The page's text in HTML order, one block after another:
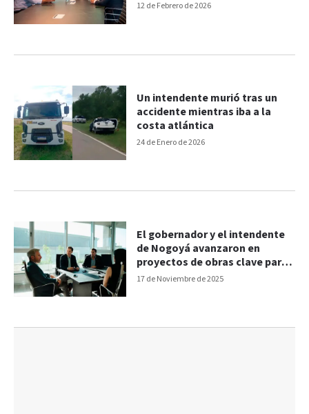
12 de Febrero de 2026
24 de Enero de 2026
Un intendente murió tras un
accidente mientras iba a la
costa atlántica
17 de Noviembre de 2025
El gobernador y el intendente
de Nogoyá avanzaron en
proyectos de obras clave para
la ciudad